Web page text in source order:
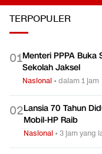
TERPOPULER
01Menteri PPPA Buka
Sekolah Jaksel
Nasional •dalam 1 jam
02Lansia 70 Tahun
Mobil-HP Raib
Nasional •3 jam yang